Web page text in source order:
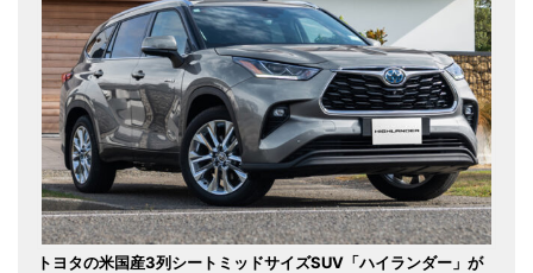
トヨタの米国産3列シートミッドサイズSUV「ハイランダー」が